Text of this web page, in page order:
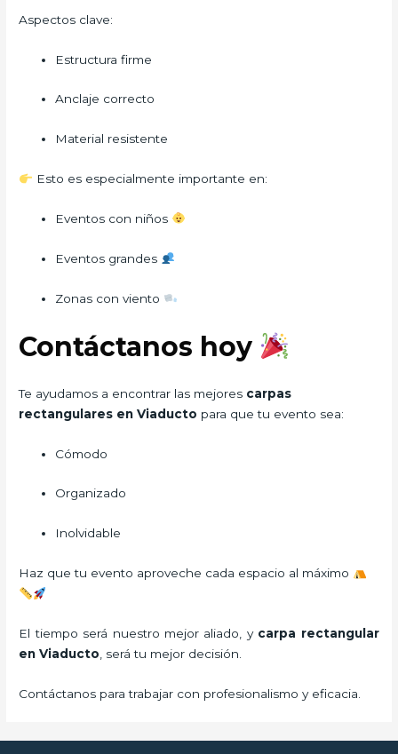
Aspectos clave:
Estructura firme
Anclaje correcto
Material resistente
Esto es especialmente importante en:
Eventos con niños
Eventos grandes
Zonas con viento
Contáctanos hoy
Te ayudamos a encontrar las mejores carpas
rectangulares en Viaducto para que tu evento sea:
Cómodo
Organizado
Inolvidable
Haz que tu evento aproveche cada espacio al máximo
El tiempo será nuestro mejor aliado, y carpa rectangular
en Viaducto , será tu mejor decisión.
Contáctanos para trabajar con profesionalismo y eficacia.